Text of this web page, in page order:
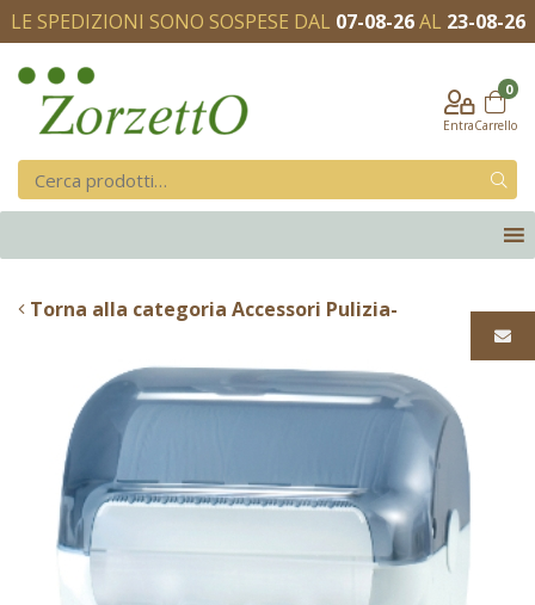
LE SPEDIZIONI SONO SOSPESE DAL 07-08-26AL 23-08-26
Entra
0
Carrello
Torna alla categoria Accessori Pulizia-